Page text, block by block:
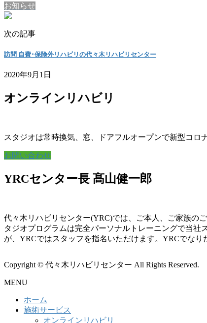
お知らせ
次の記事
訪問 自費･保険外リハビリの代々木リハビリセンター
2020年9月1日
オンラインリハビリ
スタジオは常時換気、窓、ドアフルオープンで新型コロ
お問い合わせ
YRCセンター長 髙山健一郎
代々木リハビリセンター(YRC)では、ご本人、ご家族の
タジオプログラムは完全パーソナルトレーニングで当
が、YRCではスタッフを指名いただけます。YRCでなり
Copyright © 代々木リハビリセンター All Rights Reserved.
MENU
ホーム
施術サービス
オンラインリハビリ